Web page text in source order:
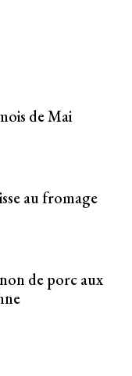
de Mai
au fromage
de porc aux